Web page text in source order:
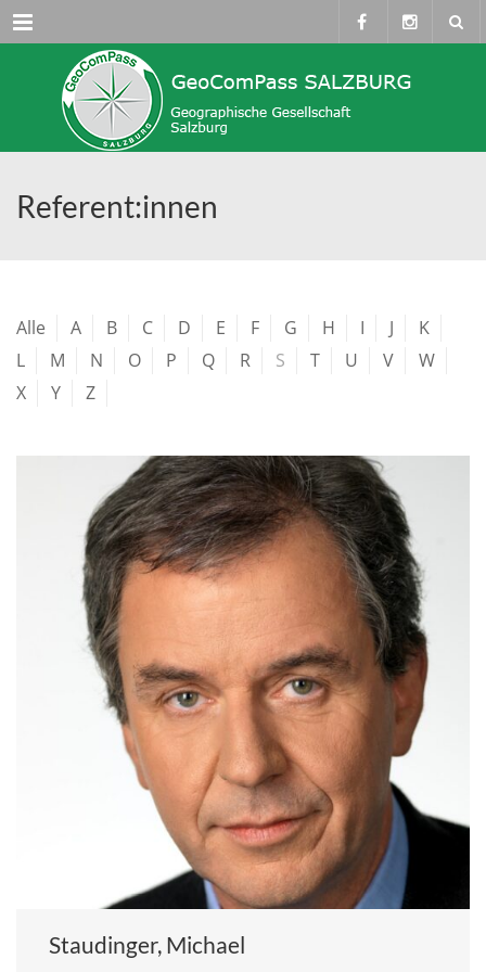
Menü
Referent:innen
Alle A B C D E F G H I J
K
L
M N O P Q R S T U V
W
X
Y Z
Staudinger, Michael